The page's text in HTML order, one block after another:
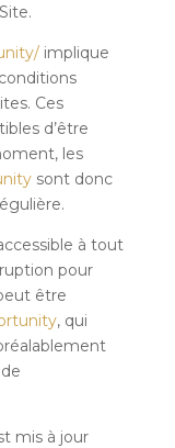
implique
Ces
d’être
les
sont donc
à tout
pour
être
, qui
mis à jour